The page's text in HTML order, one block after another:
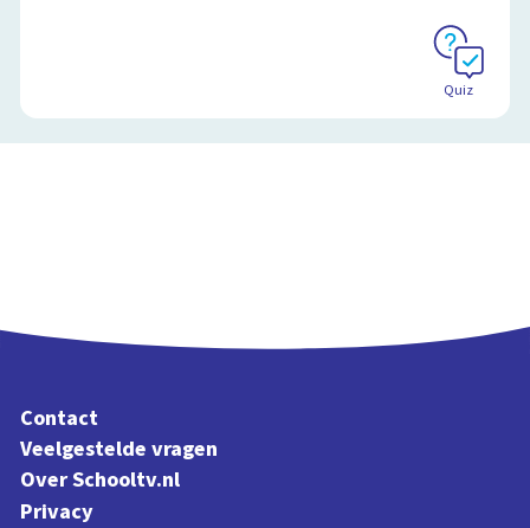
Quiz
Contact
Veelgestelde vragen
Over Schooltv.nl
Privacy